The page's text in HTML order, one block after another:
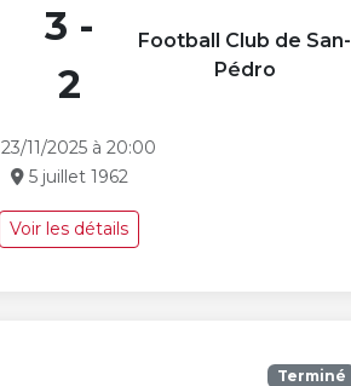
3 -
2
Football Club de San-
Pédro
23/11/2025 à 20:00
5 juillet 1962
Voir les détails
Terminé